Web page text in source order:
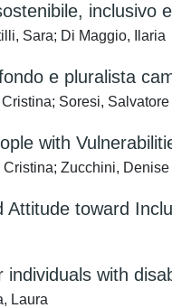
inclusivo
Sara; Di Maggio, Ilaria
e pluralista
Soresi, Salvatore
with
Zucchini, Denise
Attitude toward
with
Laura